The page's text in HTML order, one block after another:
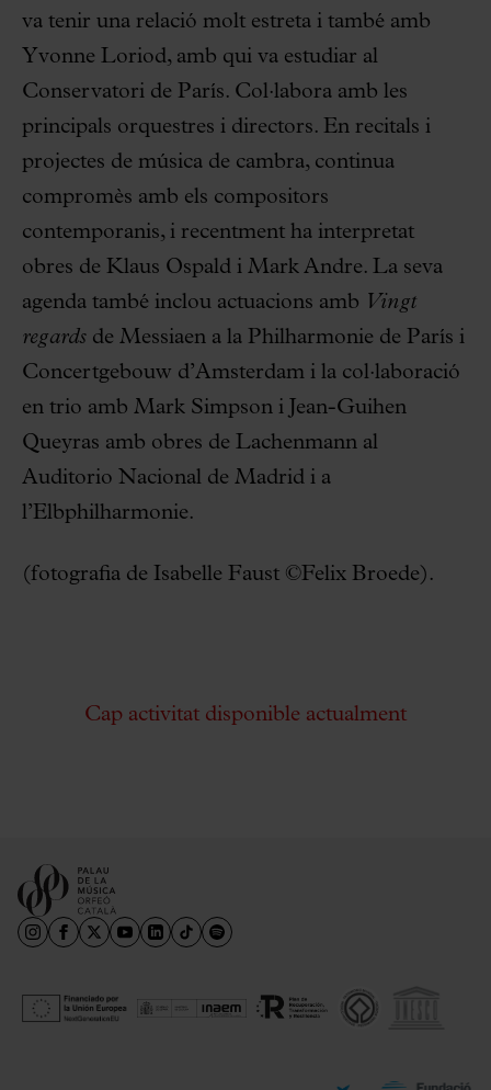
va tenir una relació molt estreta i també amb
Yvonne Loriod, amb qui va estudiar al
Conservatori de París. Col·labora amb les
principals orquestres i directors. En recitals i
projectes de música de cambra, continua
compromès amb els compositors
contemporanis, i recentment ha interpretat
obres de Klaus Ospald i Mark Andre. La seva
agenda també inclou actuacions amb Vingt
regards de Messiaen a la Philharmonie de París i
Concertgebouw d’Amsterdam i la col·laboració
en trio amb Mark Simpson i Jean-Guihen
Queyras amb obres de Lachenmann al
Auditorio Nacional de Madrid i a
l’Elbphilharmonie.
(fotografia de Isabelle Faust ©Felix Broede).
Cap activitat disponible actualment